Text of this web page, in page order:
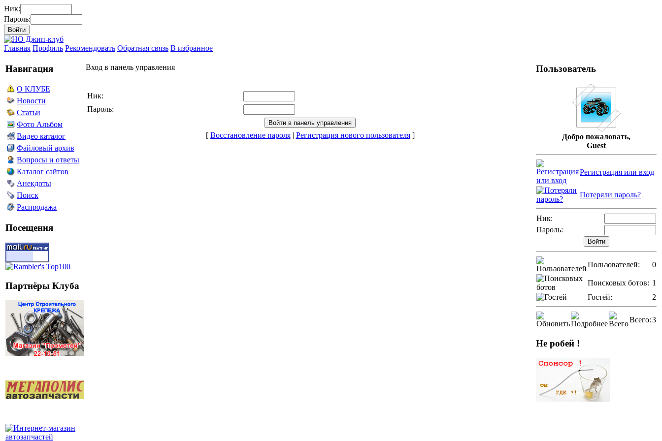
Ник:
Пароль:
Главная Профиль Рекомендовать Обратная связь В избранное
Навигация
О КЛУБЕ
Новости
Статьи
Фото Альбом
Видео каталог
Файловый архив
Вопросы и ответы
Каталог сайтов
Анекдоты
Поиск
Распродажа
Посещения
Партнёры Клуба
Вход в панель управления
Ник:
Пароль:
[ Восстановление пароля| Регистрация нового пользователя]
Пользователь
Добро пожаловать,
Guest
Регистрация или вход
Потеряли пароль?
Ник:
Пароль:
Пользователей: 0
Поисковых ботов: 1
Гостей:
2
Всего:3
Не робей !